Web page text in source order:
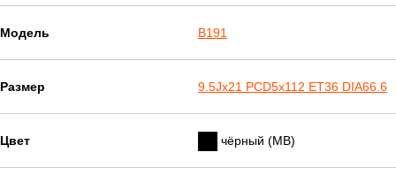
Модель B191
Размер 9.5Jx21 PCD5x112 ET36 DIA66.6
Цвет чёрный (MB)